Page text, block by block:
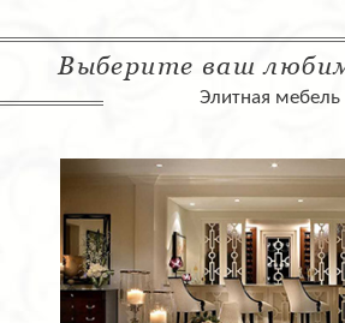
Выберите ваш
Элитная мебель